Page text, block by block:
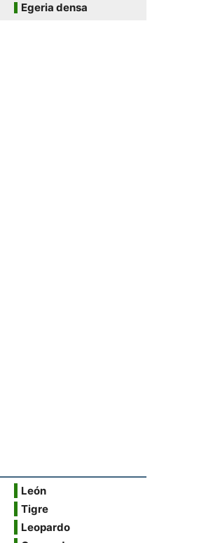
Egeria densa
León
Tigre
Leopardo